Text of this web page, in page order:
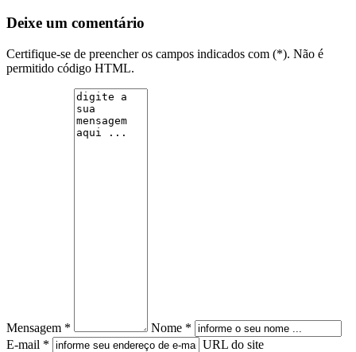
Deixe um comentário
Certifique-se de preencher os campos indicados com (*). Não é
permitido código HTML.
Mensagem *
Nome *
E-mail *
URL do site